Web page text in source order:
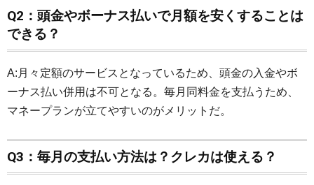
Q2：頭金やボーナス払いで月額を安くすることは
できる？
A:月々定額のサービスとなっているため、頭金の入金やボ
ーナス払い併用は不可となる。毎月同料金を支払うため、
マネープランが立てやすいのがメリットだ。
Q3：毎月の支払い方法は？クレカは使える？